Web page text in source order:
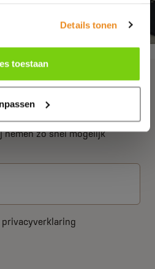
Details tonen
toestaan
kunnen betekenen? Laat je
nemen zo snel mogelijk
privacyverklaring